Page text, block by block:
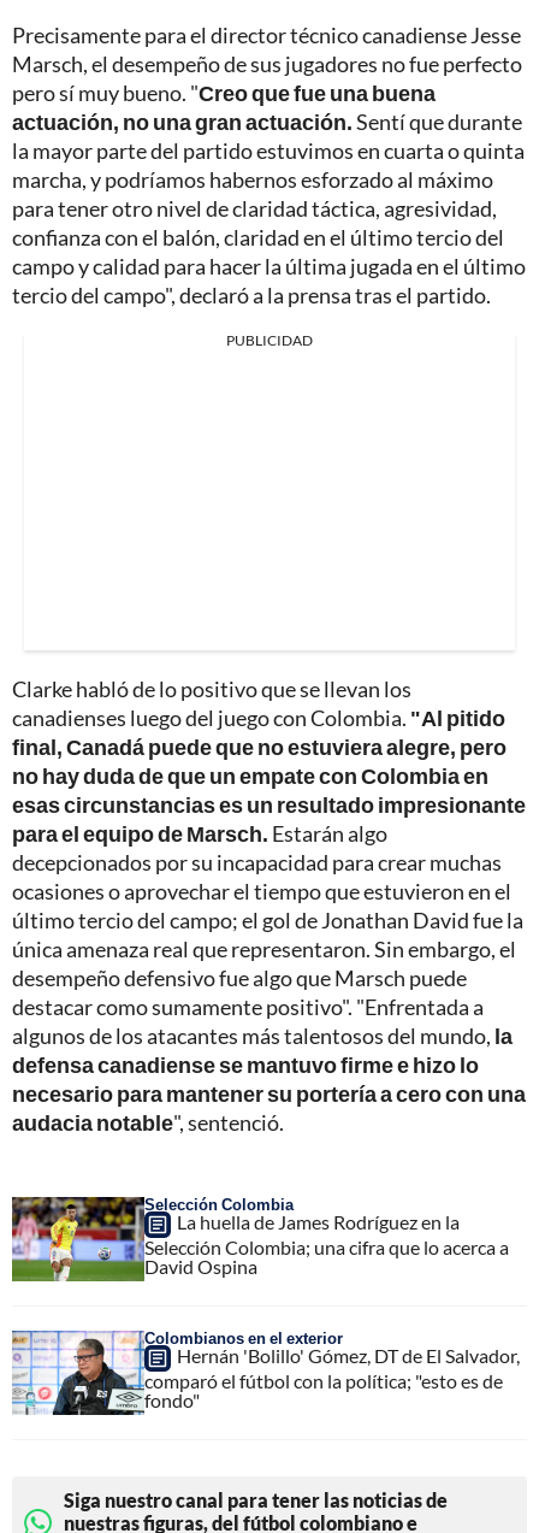
Precisamente para el director técnico canadiense Jesse
Marsch, el desempeño de sus jugadores no fue perfecto
pero sí muy bueno. "Creo que fue una buena
actuación, no una gran actuación.Sentí que durante
la mayor parte del partido estuvimos en cuarta o quinta
marcha, y podríamos habernos esforzado al máximo
para tener otro nivel de claridad táctica, agresividad,
confianza con el balón, claridad en el último tercio del
campo y calidad para hacer la última jugada en el último
tercio del campo", declaró a la prensa tras el partido.
PUBLICIDAD
Clarke habló de lo positivo que se llevan los
canadienses luego del juego con Colombia. "Al pitido
final, Canadá puede que no estuviera alegre, pero
no hay duda de que un empate con Colombia en
esas circunstancias es un resultado impresionante
para el equipo de Marsch. Estarán algo
decepcionados por su incapacidad para crear muchas
ocasiones o aprovechar el tiempo que estuvieron en el
último tercio del campo; el gol de Jonathan David fue la
única amenaza real que representaron. Sin embargo, el
desempeño defensivo fue algo que Marsch puede
destacar como sumamente positivo". "Enfrentada a
algunos de los atacantes más talentosos del mundo, la
defensa canadiense se mantuvo firme e hizo lo
necesario para mantener su portería a cero con una
audacia notable", sentenció.
Selección Colombia
La huella de James Rodríguez en la
Selección Colombia; una cifra que lo acerca a
David Ospina
Colombianos en el exterior
Hernán 'Bolillo' Gómez, DT de El Salvador,
comparó el fútbol con la política; "esto es de
fondo"
Siga nuestro canal para tener las noticias de
nuestras figuras, del fútbol colombiano e